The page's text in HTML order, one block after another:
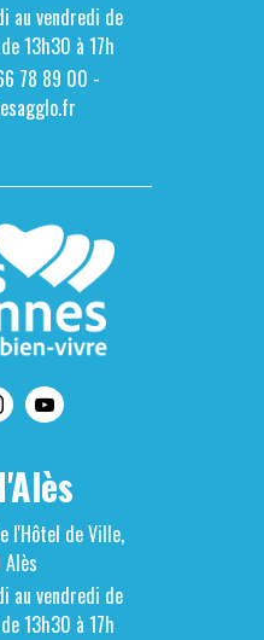
au vendredi de
13h30 à 17h
78 89 00 -
l'Hôtel de Ville,
au vendredi de
13h30 à 17h